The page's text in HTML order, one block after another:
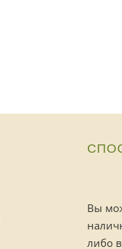
Вы
либо